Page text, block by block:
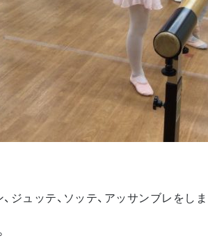
ジュッテ、ソッテ、アッサンブレをし